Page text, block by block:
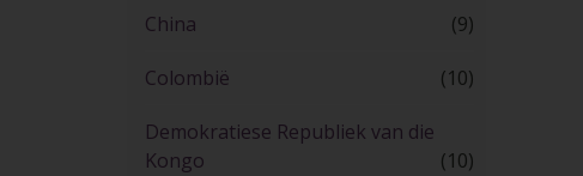
China (9)
Colombië (10)
Demokratiese Republiek van die
Kongo
(10)